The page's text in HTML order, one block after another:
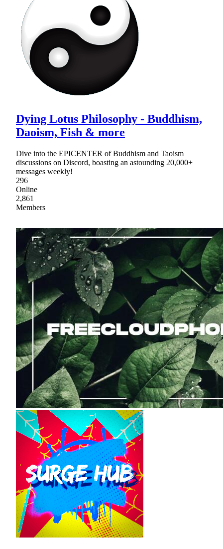
Dying Lotus Philosophy - Buddhism,
Daoism, Fish & more
Dive into the EPICENTER of Buddhism and Taoism
discussions on Discord, boasting an astounding 20,000+
messages weekly!
296
Online
2,861
Members